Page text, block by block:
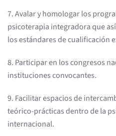
7. Avalar y homologar los
psicoterapia integradora que
los estándares de cualificación
8. Participar en los congresos
instituciones convocantes.
9. Facilitar espacios de
teórico-prácticas dentro de la
internacional.